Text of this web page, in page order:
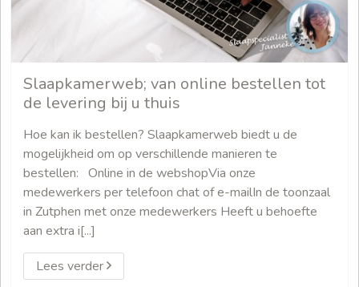
Slaapkamerweb; van online bestellen tot
de levering bij u thuis
Hoe kan ik bestellen? Slaapkamerweb biedt u de
mogelijkheid om op verschillende manieren te
bestellen: Online in de webshopVia onze
medewerkers per telefoon chat of e-mailIn de toonzaal
in Zutphen met onze medewerkers Heeft u behoefte
aan extra i[...]
Lees verder